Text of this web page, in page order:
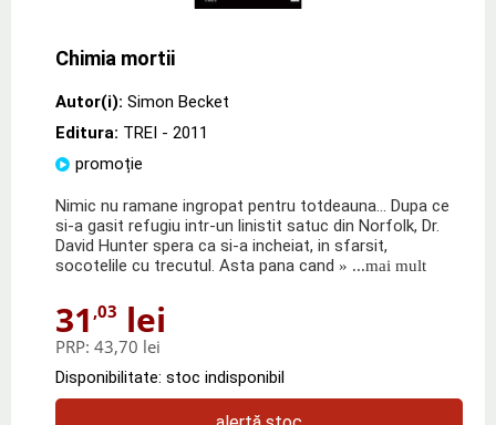
Chimia mortii
Autor(i): Simon Becket
Editura: TREI - 2011
promoție
Nimic nu ramane ingropat pentru totdeauna... Dupa ce
si-a gasit refugiu intr-un linistit satuc din Norfolk, Dr.
David Hunter spera ca si-a incheiat, in sfarsit,
socotelile cu trecutul. Asta pana cand » ...mai mult
31 ,03 lei
PRP: 43,70 lei
Disponibilitate: stoc indisponibil